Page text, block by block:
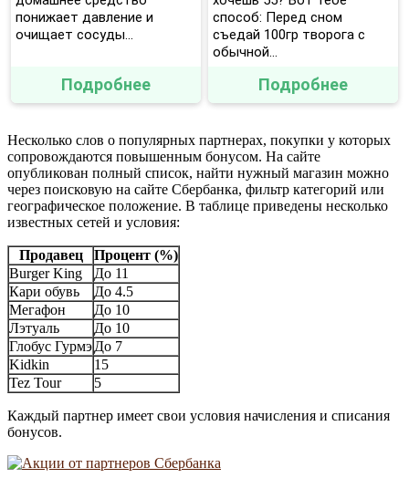
понижает давление и
очищает сосуды...
Подробнее
способ: Перед сном
съедай 100гр творога с
обычной...
Подробнее
Несколько слов о популярных партнерах, покупки у которых
сопровождаются повышенным бонусом. На сайте
опубликован полный список, найти нужный магазин можно
через поисковую на сайте Сбербанка, фильтр категорий или
географическое положение. В таблице приведены несколько
известных сетей и условия:
Продавец
Процент (%)
Burger King
До 11
Кари обувь
До 4.5
Мегафон
До 10
Лэтуаль
До 10
Глобус ГурмэДо 7
Kidkin
15
Tez Tour
5
Каждый партнер имеет свои условия начисления и списания
бонусов.